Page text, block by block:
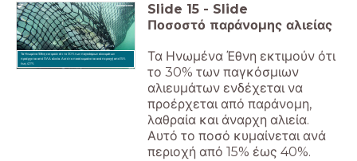
Τα Ηνωμένα Έθνη εκτιμούν ότι το 30% των παγκόσμιων αλιευμάτων
προέρχεται από ΠΛΑ αλιεία. Αυτό το ποσό κυμαίνεται ανά περιοχή από 15%
έως 40%.
Slide 15 - Slide
Ποσοστό παράνομης αλιείας
Τα Ηνωμένα Έθνη εκτιμούν ότι
το 30% των παγκόσμιων
αλιευμάτων ενδέχεται να
προέρχεται από παράνομη,
λαθραία και άναρχη αλιεία.
Αυτό το ποσό κυμαίνεται ανά
περιοχή από 15% έως 40%.